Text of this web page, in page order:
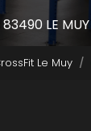
83490 LE MUY
Le Muy